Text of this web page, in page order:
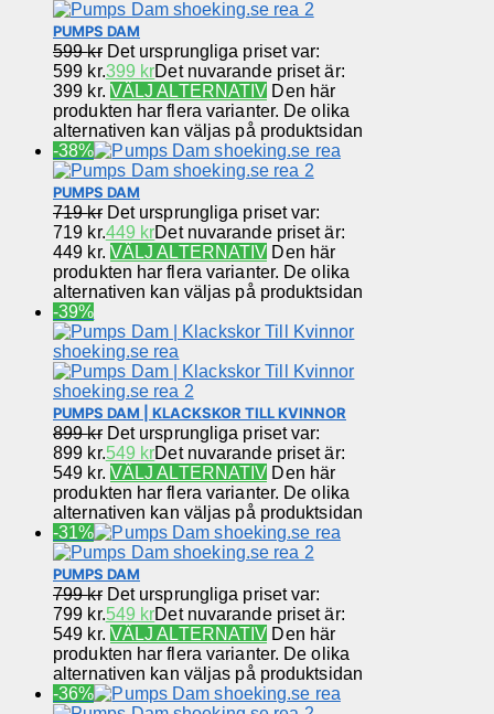
PUMPS DAM
599kr Det ursprungliga priset var:
599 kr.399 krDet nuvarande priset är:
399 kr. VÄLJ ALTERNATIV Den här
produkten har flera varianter. De olika
alternativen kan väljas på produktsidan
-38%
PUMPS DAM
719kr Det ursprungliga priset var:
719 kr.449 krDet nuvarande priset är:
449 kr. VÄLJ ALTERNATIV Den här
produkten har flera varianter. De olika
alternativen kan väljas på produktsidan
-39%
PUMPS DAM | KLACKSKOR TILL KVINNOR
899kr Det ursprungliga priset var:
899 kr.549 krDet nuvarande priset är:
549 kr. VÄLJ ALTERNATIV Den här
produkten har flera varianter. De olika
alternativen kan väljas på produktsidan
-31%
PUMPS DAM
799kr Det ursprungliga priset var:
799 kr.549 krDet nuvarande priset är:
549 kr. VÄLJ ALTERNATIV Den här
produkten har flera varianter. De olika
alternativen kan väljas på produktsidan
-36%